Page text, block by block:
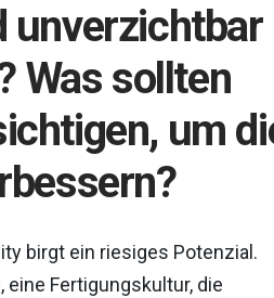
unverzichtbar
Was sollten
um
birgt ein riesiges Potenzial.
Fertigungskultur, die